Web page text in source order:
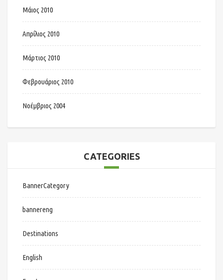
Μάιος 2010
Απρίλιος 2010
Μάρτιος 2010
Φεβρουάριος 2010
Νοέμβριος 2004
CATEGORIES
BannerCategory
bannereng
Destinations
English